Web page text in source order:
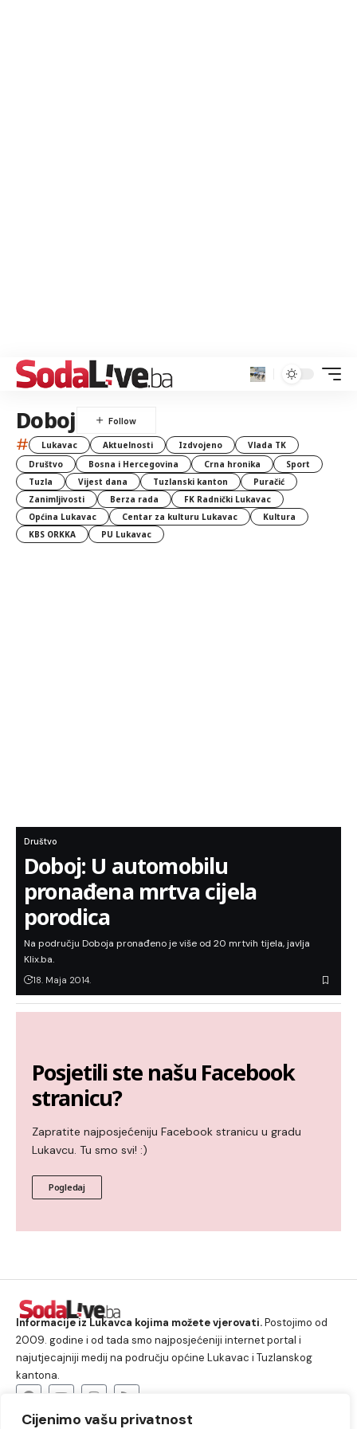
Cijenimo vašu privatnost
Doboj
# Lukavac Aktuelnosti Izdvojeno
Vlada TK
Društvo
Bosna i Hercegovina Crna hronika
Sport
Tuzla
Vijest dana Tuzlanski kanton
Puračić
Zanimljivosti
Berza rada
FK Radnički Lukavac
Općina Lukavac
Centar za kulturu Lukavac
Kultura
KBS ORKKA
PU Lukavac
Društvo
Doboj: U automobilu
pronađena mrtva cijela
porodica
Na području Doboja pronađeno je više od 20 mrtvih tijela, javlja
Klix.ba.
18. Maja 2014.
Posjetili ste našu Facebook
stranicu?
Zapratite najposjećeniju Facebook stranicu u gradu
Lukavcu. Tu smo svi! :)
Pogledaj
Informacije iz Lukavca kojima možete vjerovati.Postojimo od
2009. godine i od tada smo najposjećeniji internet portal i
najutjecajniji medij na području općine Lukavac i Tuzlanskog
kantona.